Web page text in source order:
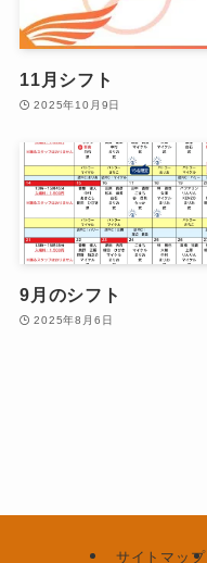
11月シフト
2025年10月9日
9月のシフト
2025年8月6日
サイトマップ